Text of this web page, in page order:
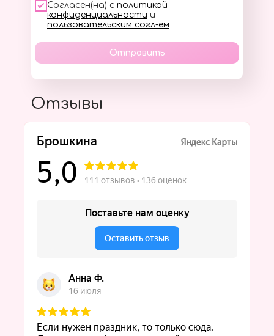
Согласен(на) с политикой
конфиденциальности и
пользовательским согл-ем
Отправить
Отзывы